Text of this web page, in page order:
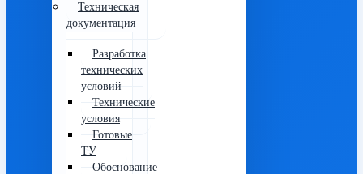
Техническая
документация
Разработка
технических
условий
Технические
условия
Готовые
ТУ
Обоснование